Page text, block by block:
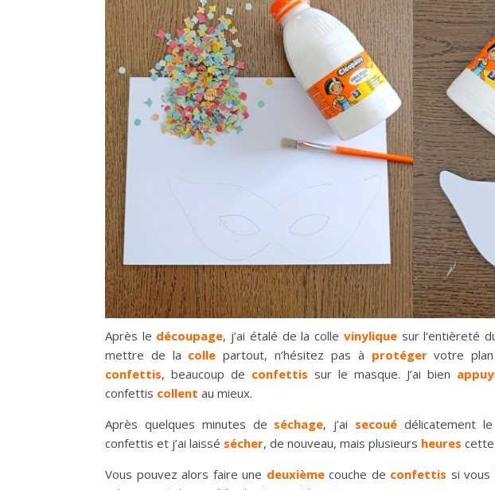
Après le découpage, j’ai étalé de la colle vinyliquesur l’entièreté
mettre de la colle partout, n’hésitez pas à protéger votre
confettis, beaucoup de confettis sur le masque. J’ai bien
confettis collent au mieux.
Après quelques minutes de séchage, j’ai secoué délicatement
confettis et j’ai laissé sécher, de nouveau, mais plusieurs heures cette
Vous pouvez alors faire une deuxièmecouche de confettis si vous